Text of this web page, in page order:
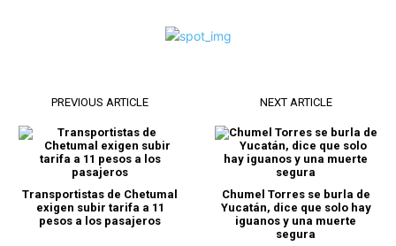
PREVIOUS ARTICLE
Transportistas de Chetumal
exigen subir tarifa a 11
pesos a los pasajeros
NEXT ARTICLE
Chumel Torres se burla de
Yucatán, dice que solo hay
iguanos y una muerte
segura